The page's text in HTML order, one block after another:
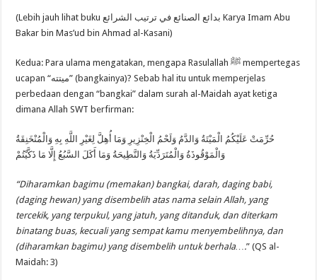
(Lebih jauh lihat buku بدائع الصنائع في ترتيب الشرائع Karya Imam Abu
Bakar bin Mas’ud bin Ahmad al-Kasani)
Kedua: Para ulama mengatakan, mengapa Rasulallah ﷺ mempertegas
ucapan “ميتته” (bangkainya)? Sebab hal itu untuk memperjelas
perbedaan dengan “bangkai” dalam surah al-Maidah ayat ketiga
dimana Allah SWT berfirman:
حُرِّمَتْ عَلَيْكُمُ الْمَيْتَةُ وَالدَّمُ وَلَحْمُ الْخِنْزِيرِ وَمَا أُهِلَّ لِغَيْرِ اللَّهِ بِهِ وَالْمُنْخَنِقَةُ
وَالْمَوْقُوذَةُ وَالْمُتَرَدِّيَةُ وَالنَّطِيحَةُ وَمَا أَكَلَ السَّبُعُ إِلَّا مَا ذَكَّيْتُمْ
“Diharamkan bagimu (memakan) bangkai, darah, daging babi,
(daging hewan) yang disembelih atas nama selain Allah, yang
tercekik, yang terpukul, yang jatuh, yang ditanduk, dan diterkam
binatang buas, kecuali yang sempat kamu menyembelihnya, dan
(diharamkan bagimu) yang disembelih untuk berhala….” (QS al-
Maidah: 3)